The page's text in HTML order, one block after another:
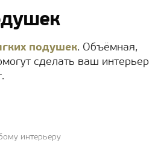
подушек. Объёмная,
сделать ваш интерьер
интерьеру